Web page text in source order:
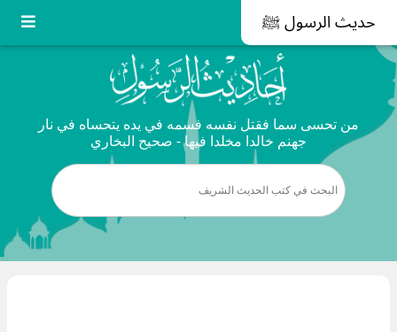
حديث الرسول ﷺ
من تحسى سما فقتل نفسه فسمه في يده يتحساه في نار
جهنم خالدا مخلدا فيها - صحيح البخاري